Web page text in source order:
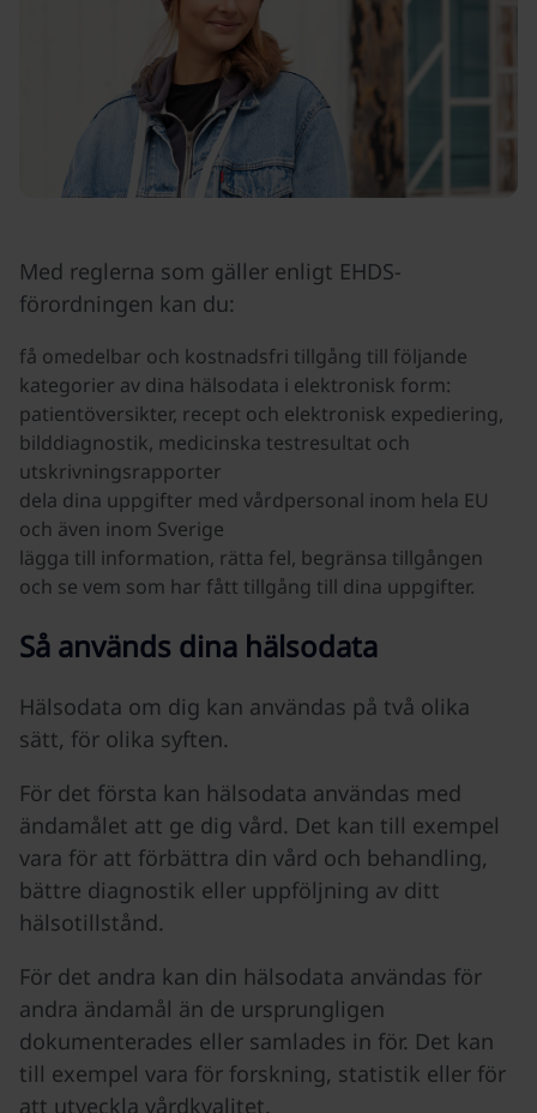
Med reglerna som gäller enligt EHDS-
förordningen kan du:
få omedelbar och kostnadsfri tillgång till följande
kategorier av dina hälsodata i elektronisk form:
patientöversikter, recept och elektronisk expediering,
bilddiagnostik, medicinska testresultat och
utskrivningsrapporter
dela dina uppgifter med vårdpersonal inom hela EU
och även inom Sverige
lägga till information, rätta fel, begränsa tillgången
och se vem som har fått tillgång till dina uppgifter.
Så används dina hälsodata
Hälsodata om dig kan användas på två olika
sätt, för olika syften.
För det första kan hälsodata användas med
ändamålet att ge dig vård. Det kan till exempel
vara för att förbättra din vård och behandling,
bättre diagnostik eller uppföljning av ditt
hälsotillstånd​​​.
För det andra kan din hälsodata användas för
andra ändamål än de ursprungligen
dokumenterades eller samlades in för. Det kan
till exempel vara för forskning, statistik eller för
att utveckla vårdkvalitet​​.